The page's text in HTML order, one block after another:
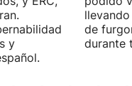
y
de
durante